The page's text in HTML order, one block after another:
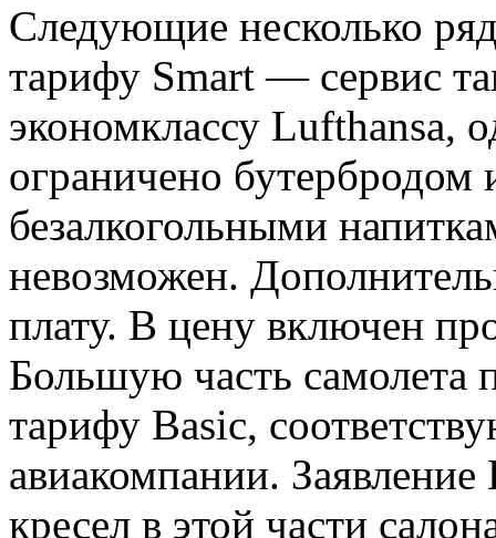
Следующие несколько
тарифу Smart — сервис
экономклассу Lufthansa,
ограничено
безалкогольными
невозможен.
плату. В цену включен
Большую часть самолета
тарифу Basic,
авиакомпании.
кресел в этой части